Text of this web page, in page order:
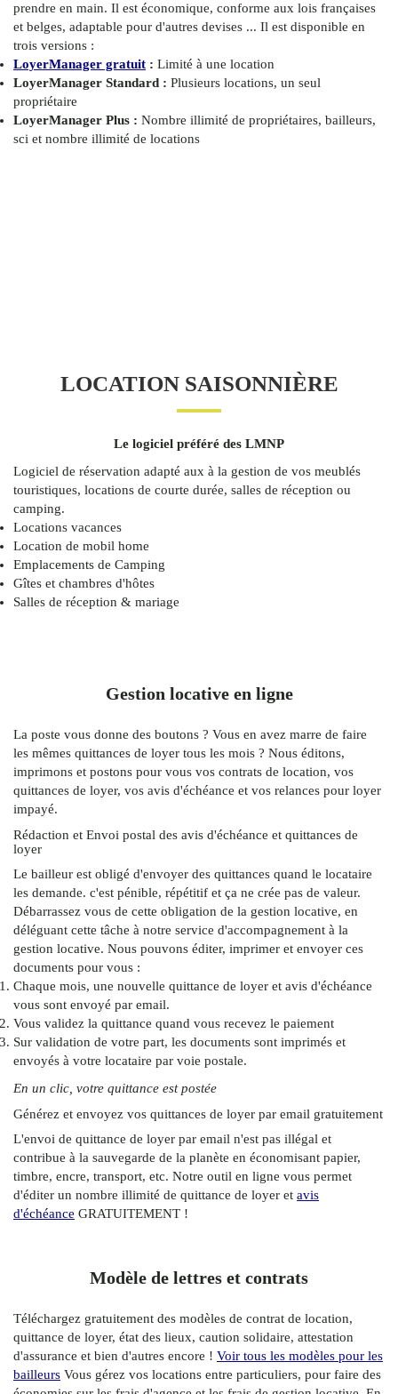
prendre en main. Il est économique, conforme aux lois françaises
et belges, adaptable pour d'autres devises ... Il est disponible en
trois versions :
LoyerManager gratuit : Limité à une location
LoyerManager Standard : Plusieurs locations, un seul
propriétaire
LoyerManager Plus : Nombre illimité de propriétaires, bailleurs,
sci et nombre illimité de locations
LOCATION SAISONNIÈRE
Le logiciel préféré des LMNP
Logiciel de réservation adapté aux à la gestion de vos meublés
touristiques, locations de courte durée, salles de réception ou
camping.
Locations vacances
Location de mobil home
Emplacements de Camping
Gîtes et chambres d'hôtes
Salles de réception & mariage
Gestion locative en ligne
La poste vous donne des boutons ? Vous en avez marre de faire
les mêmes quittances de loyer tous les mois ? Nous éditons,
imprimons et postons pour vous vos contrats de location, vos
quittances de loyer, vos avis d'échéance et vos relances pour loyer
impayé.
Rédaction et Envoi postal des avis d'échéance et quittances de
loyer
Le bailleur est obligé d'envoyer des quittances quand le locataire
les demande. c'est pénible, répétitif et ça ne crée pas de valeur.
Débarrassez vous de cette obligation de la gestion locative, en
déléguant cette tâche à notre service d'accompagnement à la
gestion locative. Nous pouvons éditer, imprimer et envoyer ces
documents pour vous :
Chaque mois, une nouvelle quittance de loyer et avis d'échéance
vous sont envoyé par email.
Vous validez la quittance quand vous recevez le paiement
Sur validation de votre part, les documents sont imprimés et
envoyés à votre locataire par voie postale.
En un clic, votre quittance est postée
Générez et envoyez vos quittances de loyer par email gratuitement
L'envoi de quittance de loyer par email n'est pas illégal et
contribue à la sauvegarde de la planète en économisant papier,
timbre, encre, transport, etc. Notre outil en ligne vous permet
d'éditer un nombre illimité de quittance de loyer et avis
d'échéance GRATUITEMENT !
Modèle de lettres et contrats
Téléchargez gratuitement des modèles de contrat de location,
quittance de loyer, état des lieux, caution solidaire, attestation
d'assurance et bien d'autres encore ! Voir tous les modèles pour les
bailleurs Vous gérez vos locations entre particuliers, pour faire des